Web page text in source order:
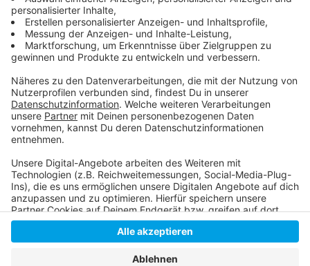
Die Analyse der Stadt zur Zukunft des
Opernhauses findet sich hier!
Die Homepage der Deutschen Oper am Rhein!
Anzeige
Anzeige